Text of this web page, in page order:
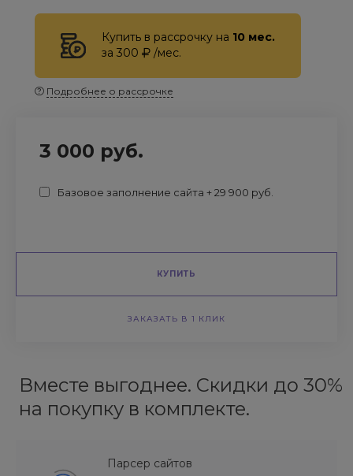
Купить в рассрочку на 10 мес.
за 300
/мес.
Подробнее о рассрочке
3 000 руб.
Базовое заполнение сайта + 29 900 руб.
КУПИТЬ
ЗАКАЗАТЬ В 1 КЛИК
Вместе выгоднее. Скидки до 30%
на покупку в комплекте.
Парсер сайтов